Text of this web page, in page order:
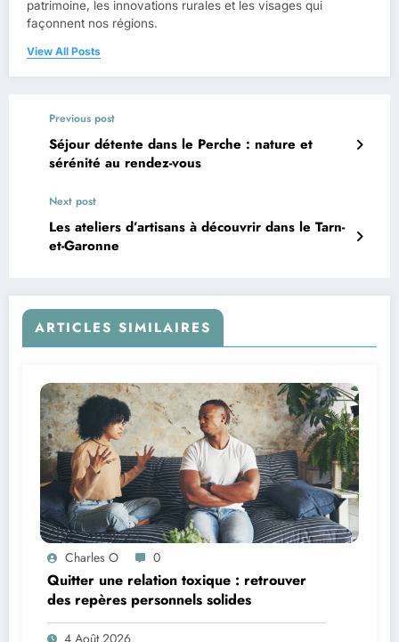
patrimoine, les innovations rurales et les visages qui
façonnent nos régions.
View All Posts
Previous post
Séjour détente dans le Perche : nature et
sérénité au rendez-vous
Next post
Les ateliers d’artisans à découvrir dans le Tarn-
et-Garonne
ARTICLES SIMILAIRES
Charles O 0
Quitter une relation toxique : retrouver
des repères personnels solides